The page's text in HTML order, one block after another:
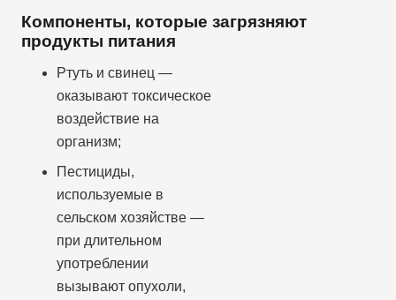
Компоненты, которые загрязняют
продукты питания
Ртуть и свинец —
оказывают токсическое
воздействие на
организм;
Пестициды,
используемые в
сельском хозяйстве —
при длительном
употреблении
вызывают опухоли,